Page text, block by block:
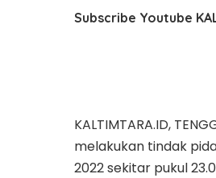
Subscribe Youtube
KALTIMTARA.ID,
melakukan tindak
2022 sekitar pukul